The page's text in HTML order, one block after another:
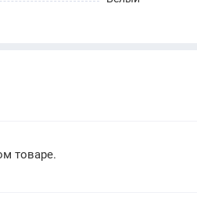
товаре.